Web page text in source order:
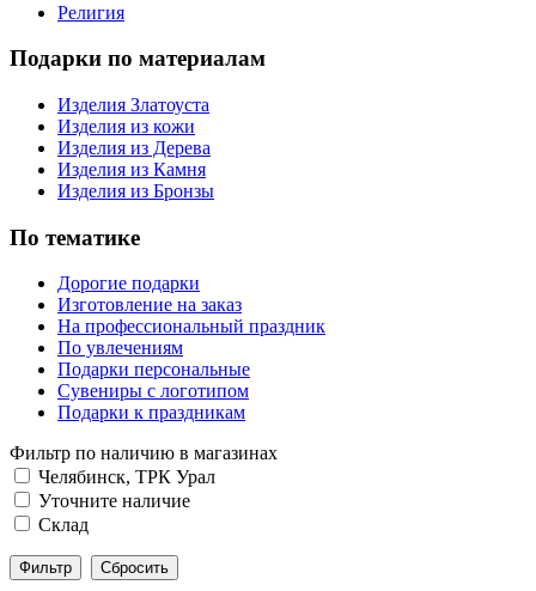
Религия
Подарки по материалам
Изделия Златоуста
Изделия из кожи
Изделия из Дерева
Изделия из Камня
Изделия из Бронзы
По тематике
Дорогие подарки
Изготовление на заказ
На профессиональный праздник
По увлечениям
Подарки персональные
Сувениры с логотипом
Подарки к праздникам
Фильтр по наличию в магазинах
Челябинск, ТРК Урал
Уточните наличие
Склад